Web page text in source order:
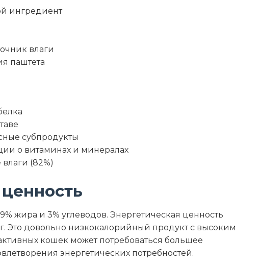
ингредиент
влаги
паштета
субпродукты
о витаминах и минералах
(82%)
жира и 3% углеводов. Энергетическая ценность
г. Это довольно низкокалорийный продукт с высоким
кошек может потребоваться большее
энергетических потребностей.